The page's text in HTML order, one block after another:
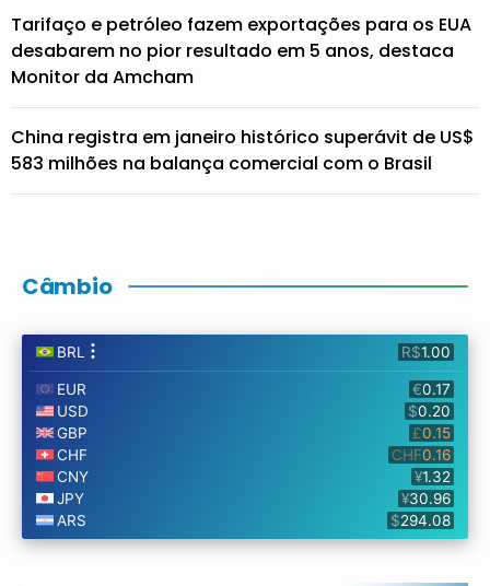
Tarifaço e petróleo fazem exportações para os EUA
desabarem no pior resultado em 5 anos, destaca
Monitor da Amcham
China registra em janeiro histórico superávit de US$
583 milhões na balança comercial com o Brasil
Câmbio